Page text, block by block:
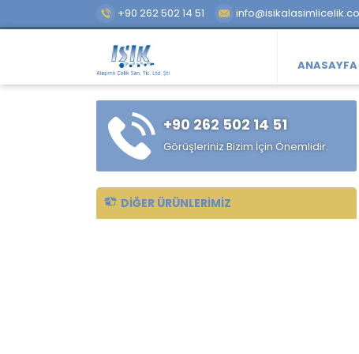
+90 262 502 14 51
ANASAYFA
+90 262 502 14 51
Görüşleriniz Bizim İçin Önemlidir.
DIĞER ÜRÜNLERIMIZ